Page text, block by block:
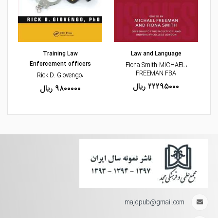
مشاهده و خرید مشاهده و خرید
Law and Language
،Fiona Smith-MICHAEL
FREEMAN FBA
۲۲۲۹۵۰۰۰ ریال
Training Law
Enforcement officers
،Rick D. Giovengo
۹۸۰۰۰۰۰ ریال
majdpub@gmail.com